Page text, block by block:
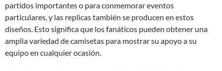
partidos importantes o para conmemorar eventos
particulares, y las replicas también se producen en estos
diseños. Esto significa que los fanáticos pueden obtener una
amplia variedad de camisetas para mostrar su apoyo a su
equipo en cualquier ocasión.